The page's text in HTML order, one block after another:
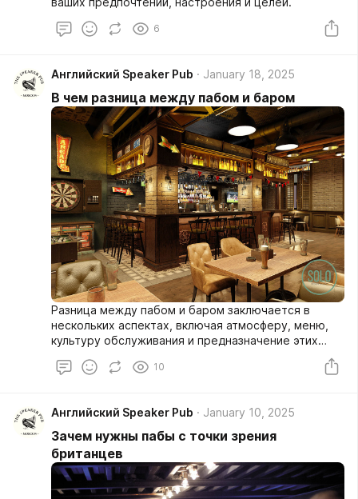
6
Английский Speaker Pub January 18, 2025
В чем разница между пабом и баром
Разница между пабом и баром заключается в
нескольких аспектах, включая атмосферу, меню,
культуру обслуживания и предназначение этих
10
Английский Speaker Pub January 10, 2025
Зачем нужны пабы с точки зрения
британцев